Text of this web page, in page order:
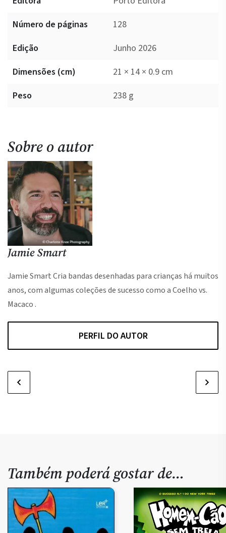
Número de páginas
128
Edição
Junho 2026
Dimensões (cm)
21 × 14 × 0.9 cm
Peso
238 g
Sobre o autor
Jamie Smart
Jamie Smart Cria bandas desenhadas para crianças há muitos
anos, com algumas coleções de sucesso como a Coelho vs.
Macaco .
PERFIL DO AUTOR
Também poderá gostar de…